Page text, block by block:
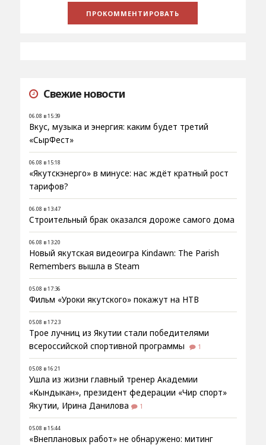
Свежие новости
06.08 в 15:39
Вкус, музыка и энергия: каким будет третий
«СырФест»
06.08 в 15:18
«Якутскэнерго» в минусе: нас ждёт кратный рост
тарифов?
06.08 в 13:47
Строительный брак оказался дороже самого дома
06.08 в 13:20
Новый якутская видеоигра Kindawn: The Parish
Remembers вышла в Steam
05.08 в 17:36
Фильм «Уроки якутского» покажут на НТВ
05.08 в 17:23
Трое лучниц из Якутии стали победителями
всероссийской спортивной программы
1
05.08 в 16:21
Ушла из жизни главный тренер Академии
«Кындыкан», президент федерации «Чир спорт»
Якутии, Ирина Данилова
1
05.08 в 15:44
«Внеплановых работ» не обнаружено: митинг